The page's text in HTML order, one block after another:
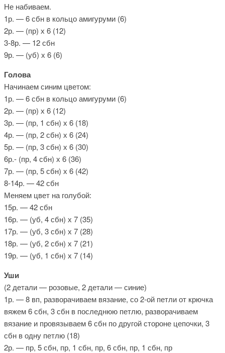
Не набиваем.
1р. — 6 сбн в кольцо амигуруми (6)
2р. — (пр) х 6 (12)
3-8р. — 12 сбн
9р. — (уб) х 6 (6)
Голова
Начинаем синим цветом:
1р. — 6 сбн в кольцо амигуруми (6)
2р. — (пр) х 6 (12)
3р. — (пр, 1 сбн) х 6 (18)
4р. — (пр, 2 сбн) х 6 (24)
5р. — (пр, 3 сбн) х 6 (30)
6р.- (пр, 4 сбн) х 6 (36)
7р. — (пр, 5 сбн) х 6 (42)
8-14р. — 42 сбн
Меняем цвет на голубой:
15р. — 42 сбн
16р. — (уб, 4 сбн) х 7 (35)
17р. — (уб, 3 сбн) х 7 (28)
18р. — (уб, 2 сбн) х 7 (21)
19р. — (уб, 1 сбн) х 7 (14)
Уши
(2 детали — розовые, 2 детали — синие)
1р. — 8 вп, разворачиваем вязание, со 2-ой петли от крючка
вяжем 6 сбн, 3 сбн в последнюю петлю, разворачиваем
вязание и провязываем 6 сбн по другой стороне цепочки, 3
сбн в одну петлю (18)
2р. — пр, 5 сбн, пр, 1 сбн, пр, 6 сбн, пр, 1 сбн, пр